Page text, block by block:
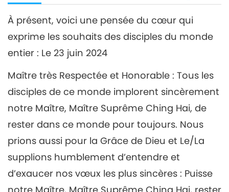
À présent, voici une pensée du cœur qui
exprime les souhaits des disciples du monde
entier : Le 23 juin 2024
Maître très Respectée et Honorable : Tous les
disciples de ce monde implorent sincèrement
notre Maître, Maître Suprême Ching Hai, de
rester dans ce monde pour toujours. Nous
prions aussi pour la Grâce de Dieu et Le/La
supplions humblement d’entendre et
d’exaucer nos vœux les plus sincères : Puisse